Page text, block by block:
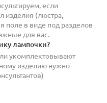
если
изделия (люстра,
поле в виде под разделов
для вас.
лампочки?
укомплектовывают
изделию нужно